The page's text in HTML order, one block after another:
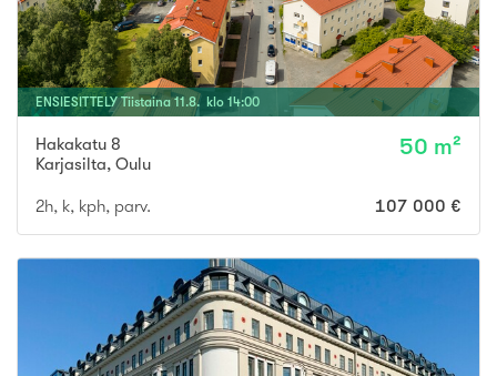
ENSIESITTELY Tiistaina 11 .8. klo 14:00
Hakakatu 8
Karjasilta, Oulu
50 m²
2h, k, kph, parv. 107 000 €